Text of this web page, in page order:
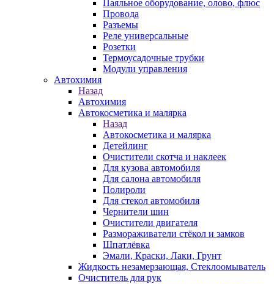
Паяльное оборудование, олово, флюс
Провода
Разъемы
Реле универсальные
Розетки
Термоусадочные трубки
Модули управления
Автохимия
Назад
Автохимия
Автокосметика и малярка
Назад
Автокосметика и малярка
Детейлинг
Очистители скотча и наклеек
Для кузова автомобиля
Для салона автомобиля
Полироли
Для стекол автомобиля
Чернители шин
Очистители двигателя
Размораживатели стёкол и замков
Шпатлёвка
Эмали, Краски, Лаки, Грунт
Жидкость незамерзающая, Стеклоомыватель
Очиститель для рук